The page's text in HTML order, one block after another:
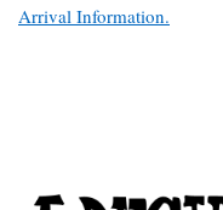
Arrival Information.